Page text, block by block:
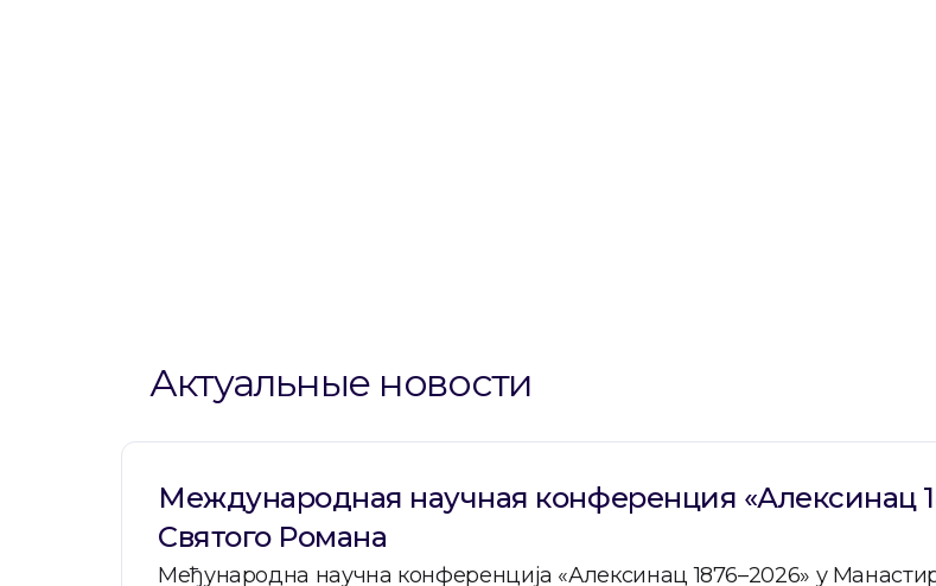
Актуальные новости
Международная научная конференция «Алексинац
Святого Романа
Међународна научна конференција «Алексинац 1876–2026» у